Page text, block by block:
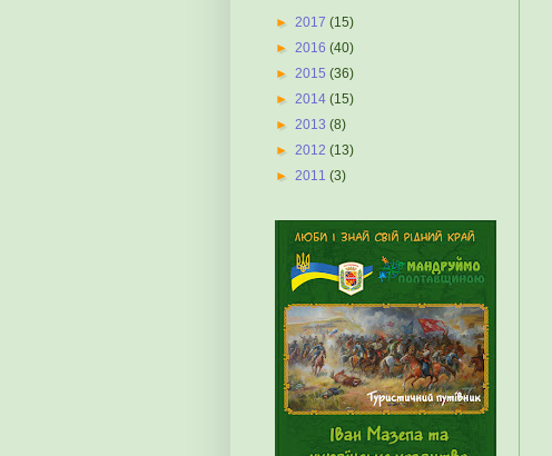
► 2017 (15)
► 2016 (40)
► 2015 (36)
► 2014 (15)
► 2013 (8)
► 2012 (13)
► 2011 (3)